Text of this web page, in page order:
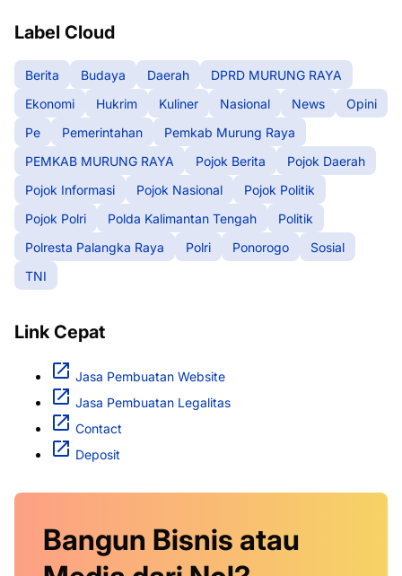
Label Cloud
Berita Budaya Daerah
DPRD MURUNG RAYA
Ekonomi
Hukrim Kuliner Nasional News
Opini
Pe
Pemerintahan
Pemkab Murung Raya
PEMKAB MURUNG RAYA
Pojok Berita
Pojok Daerah
Pojok Informasi
Pojok Nasional
Pojok Politik
Pojok Polri
Polda Kalimantan Tengah
Politik
Polresta Palangka Raya
Polri Ponorogo
Sosial
TNI
Link Cepat
Jasa Pembuatan Website
Jasa Pembuatan Legalitas
Contact
Deposit
Bangun Bisnis atau